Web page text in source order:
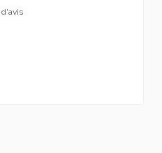
d'avis